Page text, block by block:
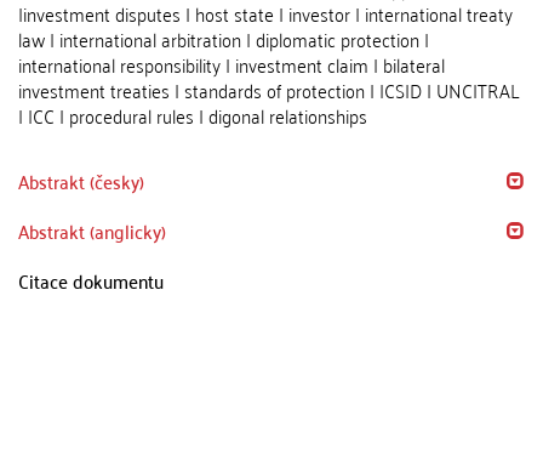
|investment disputes | host state | investor | international treaty
law | international arbitration | diplomatic protection |
international responsibility | investment claim | bilateral
investment treaties | standards of protection | ICSID | UNCITRAL
| ICC | procedural rules | digonal relationships
Abstrakt (česky)
Abstrakt (anglicky)
Citace dokumentu